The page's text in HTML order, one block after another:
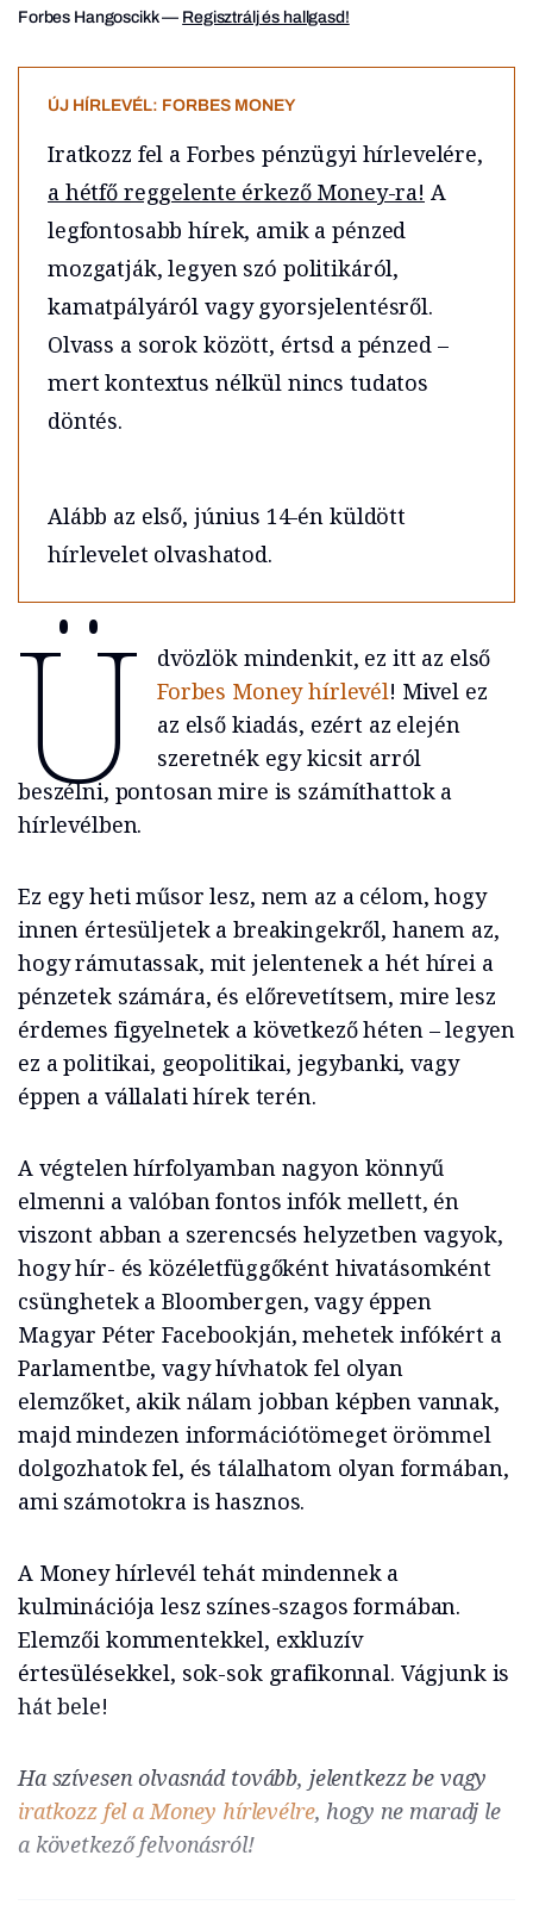
Forbes Hangoscikk— Regisztrálj és hallgasd!
ÚJ HÍRLEVÉL: FORBES MONEY
Iratkozz fel a Forbes pénzügyi hírlevelére,
a hétfő reggelente érkező Money-ra! A
legfontosabb hírek, amik a pénzed
mozgatják, legyen szó politikáról,
kamatpályáról vagy gyorsjelentésről.
Olvass a sorok között, értsd a pénzed –
mert kontextus nélkül nincs tudatos
döntés.
Alább az első, június 14-én küldött
hírlevelet olvashatod.
Ü
dvözlök mindenkit, ez itt az első
Forbes Money hírlevél! Mivel ez
az első kiadás, ezért az elején
szeretnék egy kicsit arról
beszélni, pontosan mire is számíthattok a
hírlevélben.
Ez egy heti műsor lesz, nem az a célom, hogy
innen értesüljetek a breakingekről, hanem az,
hogy rámutassak, mit jelentenek a hét hírei a
pénzetek számára, és előrevetítsem, mire lesz
érdemes figyelnetek a következő héten – legyen
ez a politikai, geopolitikai, jegybanki, vagy
éppen a vállalati hírek terén.
A végtelen hírfolyamban nagyon könnyű
elmenni a valóban fontos infók mellett, én
viszont abban a szerencsés helyzetben vagyok,
hogy hír- és közéletfüggőként hivatásomként
csünghetek a Bloombergen, vagy éppen
Magyar Péter Facebookján, mehetek infókért a
Parlamentbe, vagy hívhatok fel olyan
elemzőket, akik nálam jobban képben vannak,
majd mindezen információtömeget örömmel
dolgozhatok fel, és tálalhatom olyan formában,
ami számotokra is hasznos.
A Money hírlevél tehát mindennek a
kulminációja lesz színes-szagos formában.
Elemzői kommentekkel, exkluzív
értesülésekkel, sok-sok grafikonnal. Vágjunk is
hát bele!
Ha szívesen olvasnád tovább, jelentkezz be vagy
iratkozz fel a Money hírlevélre, hogy ne maradj le
a következő felvonásról!